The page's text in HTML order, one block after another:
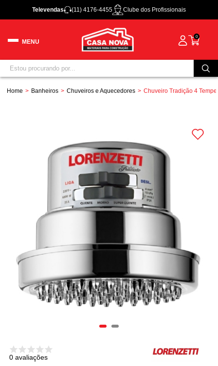
Televendas (11) 4176-4455 Clube dos Profissionais
0
Home Banheiros Chuveiros e Aquecedores Chuveiro Tradição 4
0 avaliações